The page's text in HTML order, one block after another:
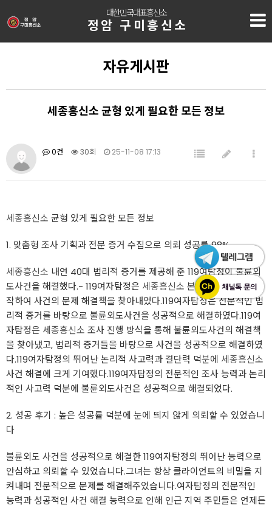
대한민국대표흥신소
정암 구미흥신소
자유게시판
세종흥신소 균형 있게 필요한 모든 정보
0건 30회 25-11-08 17:13
세종흥신소 균형 있게 필요한 모든 정보
1. 맞춤형 조사 기획과 전문 증거 수집으로 의뢰 성공률 98%
세종흥신소 내연 40대 법리적 증거를 제공해 준 119여탐정이 불륜외
도사건을 해결했다.- 119여자탐정은 세종흥신소 본격적인 조사를 시
작하여 사건의 문제 해결책을 찾아내었다.119여자탐정은 전문적인 법
리적 증거를 바탕으로 불륜외도사건을 성공적으로 해결하였다.119여
자탐정은 세종흥신소 조사 진행 방식을 통해 불륜외도사건의 해결책
을 찾아냈고, 법리적 증거들을 바탕으로 사건을 성공적으로 해결하였
다.119여자탐정의 뛰어난 논리적 사고력과 결단력 덕분에 세종흥신소
사건 해결에 크게 기여했다.119여자탐정의 전문적인 조사 능력과 논리
적인 사고력 덕분에 불륜외도사건은 성공적으로 해결되었다.
2. 성공 후기 : 높은 성공률 덕분에 눈에 띄지 않게 의뢰할 수 있었습니
다
불륜외도 사건을 성공적으로 해결한 119여자탐정의 뛰어난 능력으로
안심하고 의뢰할 수 있었습니다.그녀는 항상 클라이언트의 비밀을 지
켜내며 전문적으로 문제를 해결해주었습니다.여자탐정의 전문적인
능력과 성공적인 사건 해결 능력으로 인해 인근 지역 주민들은 언제든